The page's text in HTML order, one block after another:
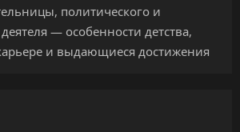
политического и
— особенности детства,
и выдающиеся достижения